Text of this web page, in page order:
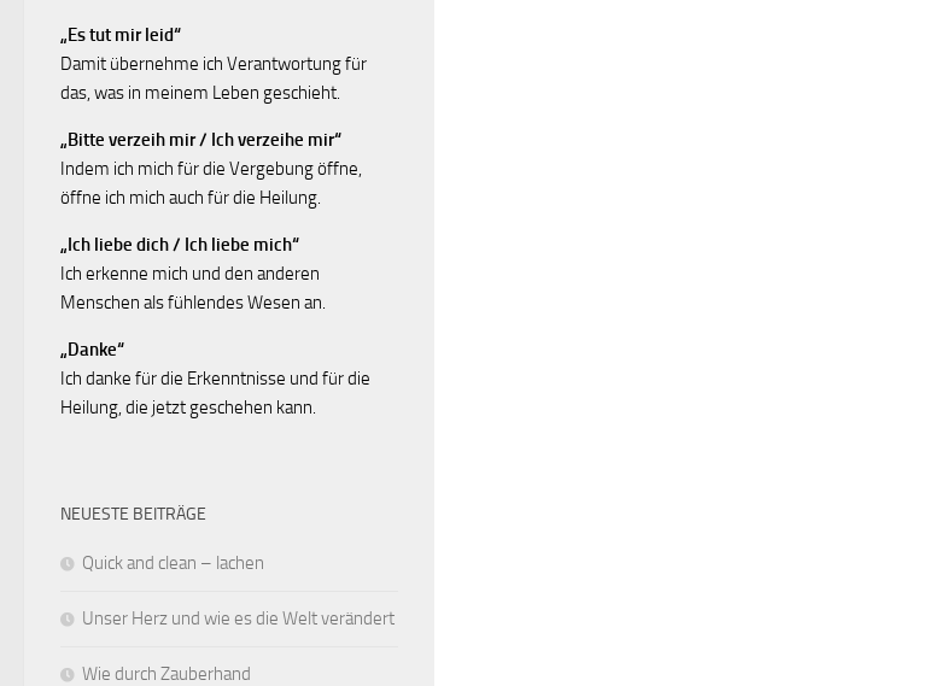
„Es tut mir leid“
Damit übernehme ich Verantwortung für
das, was in meinem Leben geschieht.
„Bitte verzeih mir / Ich verzeihe mir“
Indem ich mich für die Vergebung öffne,
öffne ich mich auch für die Heilung.
„Ich liebe dich / Ich liebe mich“
Ich erkenne mich und den anderen
Menschen als fühlendes Wesen an.
„Danke“
Ich danke für die Erkenntnisse und für die
Heilung, die jetzt geschehen kann.
NEUESTE BEITRÄGE
Quick and clean – lachen
Unser Herz und wie es die Welt verändert
Wie durch Zauberhand